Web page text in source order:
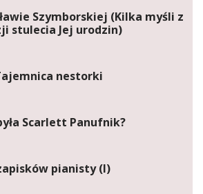
Szymborskiej (Kilka myśli z
stulecia Jej urodzin)
nestorki
Scarlett Panufnik?
pianisty (I)